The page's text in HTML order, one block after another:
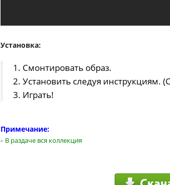
Установка:
1. Смонтировать образ.
2. Установить следуя инструкциям.
3. Играть!
Примечание:
- В раздаче вся коллекция